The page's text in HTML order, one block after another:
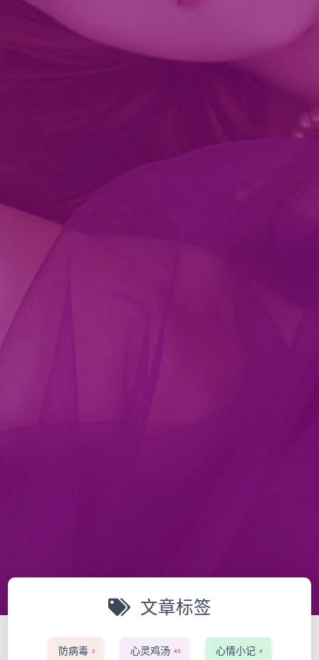
文章标签
防病毒 2 心灵鸡汤 45 心情小记 4